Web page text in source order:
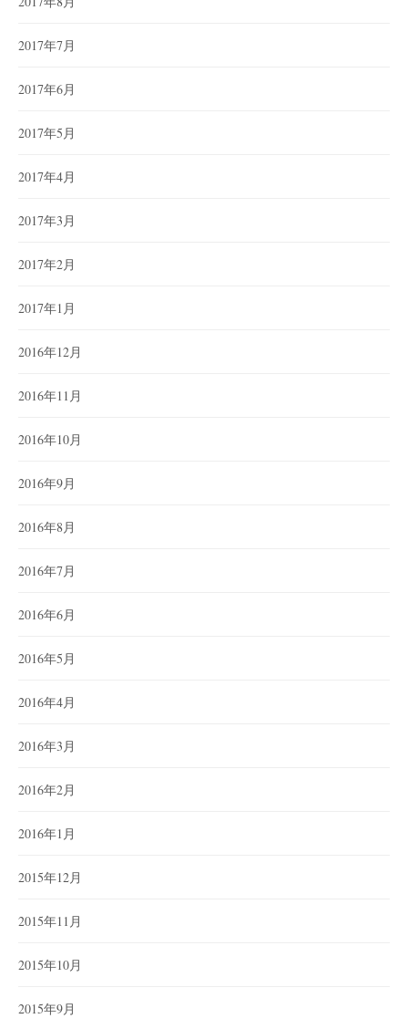
2017年7月
2017年6月
2017年5月
2017年4月
2017年3月
2017年2月
2017年1月
2016年12月
2016年11月
2016年10月
2016年9月
2016年8月
2016年7月
2016年6月
2016年5月
2016年4月
2016年3月
2016年2月
2016年1月
2015年12月
2015年11月
2015年10月
2015年9月